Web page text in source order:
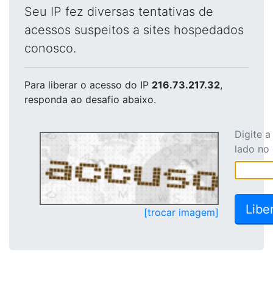
Seu IP fez diversas tentativas de
acessos suspeitos a sites hospedados
conosco.
Para liberar o acesso do IP 216.73.217.32,
responda ao desafio abaixo.
[trocar imagem]
Digite
lado no